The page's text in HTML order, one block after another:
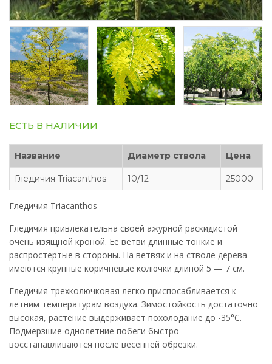
ЕСТЬ В НАЛИЧИИ
Название Диаметр ствола Цена
Гледичия Triacanthos 10/12 25000
Гледичия Triacanthos
Гледичия привлекательна своей ажурной раскидистой
очень изящной кроной. Ее ветви длинные тонкие и
распростертые в стороны. На ветвях и на стволе дерева
имеются крупные коричневые колючки длиной 5 — 7 см.
Гледичия трехколючковая легко приспосабливается к
летним температурам воздуха. Зимостойкость достаточно
высокая, растение выдерживает похолодание до -35°C.
Подмерзшие однолетние побеги быстро
восстанавливаются после весенней обрезки.